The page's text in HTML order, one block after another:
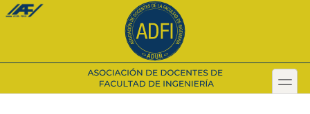
Pasar
toggle